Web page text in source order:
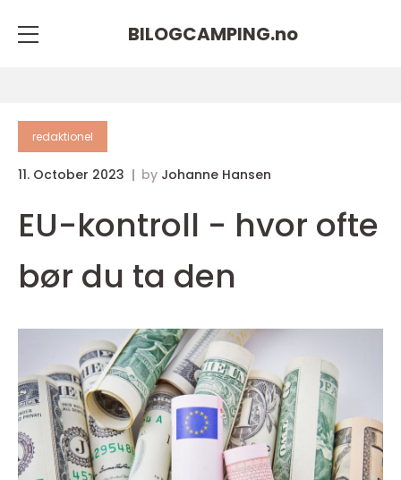
BILOGCAMPING.no
redaktionel
11. October 2023 by Johanne Hansen
EU-kontroll - hvor ofte
bør du ta den